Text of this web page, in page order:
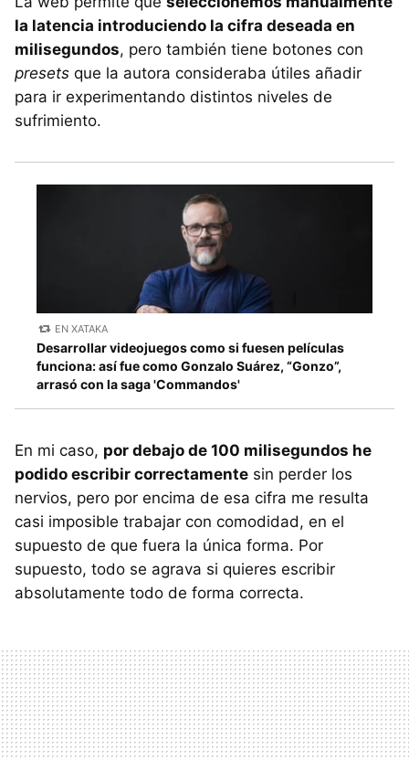
la latencia introduciendo la cifra deseada en
milisegundos, pero también tiene botones con
presets que la autora consideraba útiles añadir
para ir experimentando distintos niveles de
sufrimiento.
EN XATAKA
Desarrollar videojuegos como si fuesen películas
funciona: así fue como Gonzalo Suárez, “Gonzo”,
arrasó con la saga 'Commandos'
En mi caso, por debajo de 100 milisegundos he
podido escribir correctamente sin perder los
nervios, pero por encima de esa cifra me resulta
casi imposible trabajar con comodidad, en el
supuesto de que fuera la única forma. Por
supuesto, todo se agrava si quieres escribir
absolutamente todo de forma correcta.